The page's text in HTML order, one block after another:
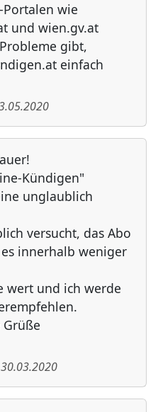
wie
und wien.gv.at
gibt,
einfach
Kündigen"
unglaublich
versucht, das Abo
innerhalb weniger
wert und ich werde
30.03.2020